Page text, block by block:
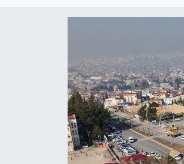
SAĞLIK
SİVİL TOPLUM
SİYASET